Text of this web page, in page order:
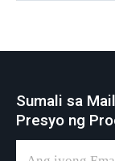
Sumali sa
Presyo ng